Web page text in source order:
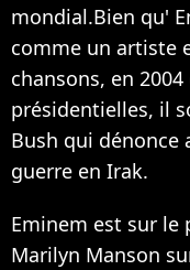
mondial.Bien qu'
comme un artiste
chansons, en
présidentielles, il
Bush qui dénonce
guerre en Irak.
Eminem est sur le
Marilyn Manson